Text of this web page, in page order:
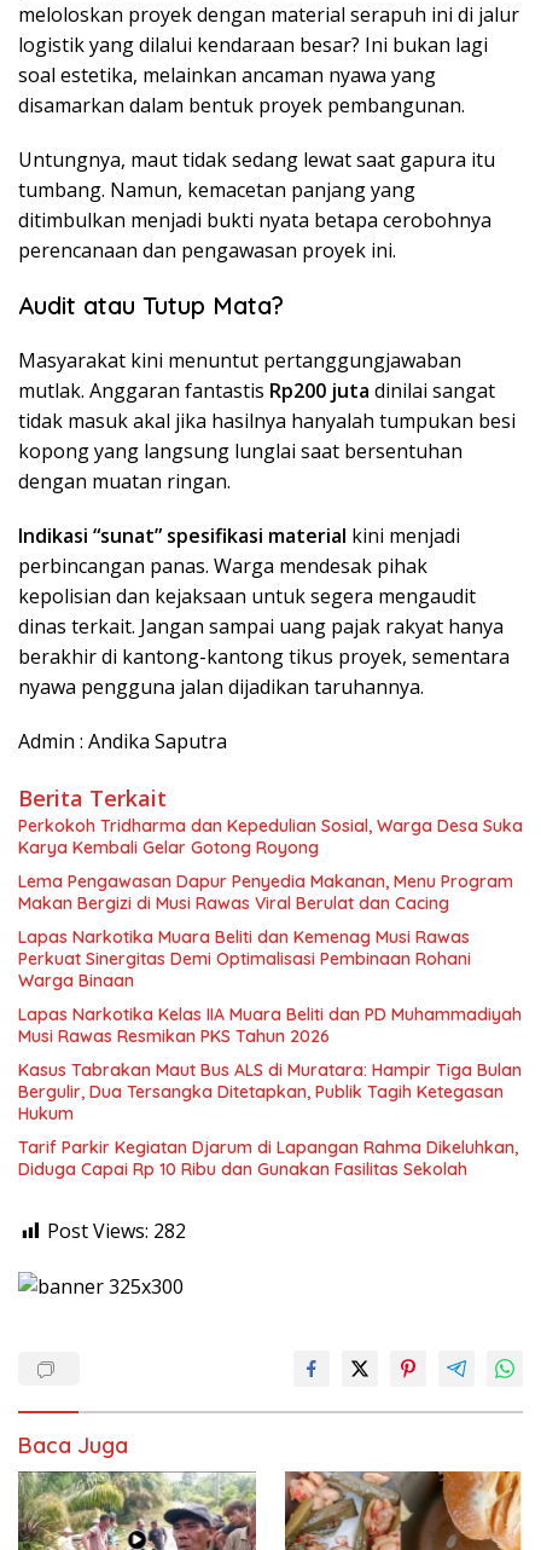
meloloskan proyek dengan material serapuh ini di jalur
logistik yang dilalui kendaraan besar? Ini bukan lagi
soal estetika, melainkan ancaman nyawa yang
disamarkan dalam bentuk proyek pembangunan.
​Untungnya, maut tidak sedang lewat saat gapura itu
tumbang. Namun, kemacetan panjang yang
ditimbulkan menjadi bukti nyata betapa cerobohnya
perencanaan dan pengawasan proyek ini.
​Audit atau Tutup Mata?
​Masyarakat kini menuntut pertanggungjawaban
mutlak. Anggaran fantastis Rp200 juta dinilai sangat
tidak masuk akal jika hasilnya hanyalah tumpukan besi
kopong yang langsung lunglai saat bersentuhan
dengan muatan ringan.
Indikasi “sunat” spesifikasi material kini menjadi
perbincangan panas. Warga mendesak pihak
kepolisian dan kejaksaan untuk segera mengaudit
dinas terkait. Jangan sampai uang pajak rakyat hanya
berakhir di kantong-kantong tikus proyek, sementara
nyawa pengguna jalan dijadikan taruhannya.
Admin : Andika Saputra
Berita Terkait
Perkokoh Tridharma dan Kepedulian Sosial, Warga Desa Suka
Karya Kembali Gelar Gotong Royong
Lema Pengawasan Dapur Penyedia Makanan, Menu Program
Makan Bergizi di Musi Rawas Viral Berulat dan Cacing
Lapas Narkotika Muara Beliti dan Kemenag Musi Rawas
Perkuat Sinergitas Demi Optimalisasi Pembinaan Rohani
Warga Binaan
Lapas Narkotika Kelas IIA Muara Beliti dan PD Muhammadiyah
Musi Rawas Resmikan PKS Tahun 2026
Kasus Tabrakan Maut Bus ALS di Muratara: Hampir Tiga Bulan
Bergulir, Dua Tersangka Ditetapkan, Publik Tagih Ketegasan
Hukum
Tarif Parkir Kegiatan Djarum di Lapangan Rahma Dikeluhkan,
Diduga Capai Rp 10 Ribu dan Gunakan Fasilitas Sekolah
Post Views: 282
Baca Juga